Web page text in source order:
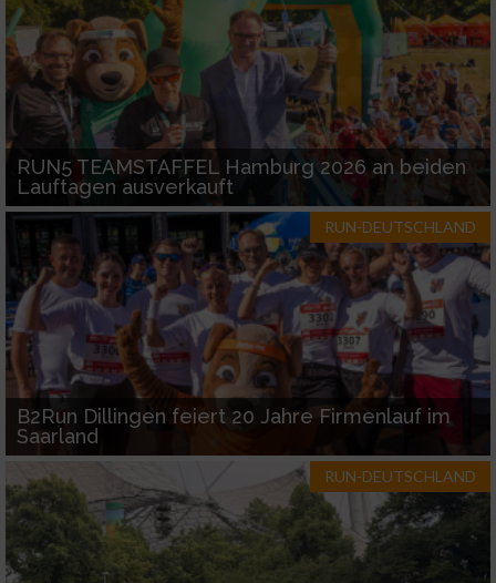
RUN5 TEAMSTAFFEL Hamburg 2026 an beiden
Lauftagen ausverkauft
RUN-DEUTSCHLAND
B2Run Dillingen feiert 20 Jahre Firmenlauf im
Saarland
RUN-DEUTSCHLAND